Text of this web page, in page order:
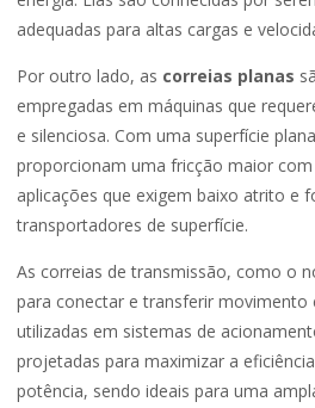
adequadas para altas cargas e
Por outro lado, as correias planas
empregadas em máquinas que
e silenciosa. Com uma superfície
proporcionam uma fricção maior com
aplicações que exigem baixo atrito e
transportadores de superfície.
As correias de transmissão, como o
para conectar e transferir movimento
utilizadas em sistemas de
projetadas para maximizar a
potência, sendo ideais para uma